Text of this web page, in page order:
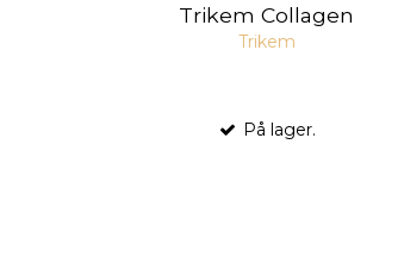
Trikem Collagen
Trikem
På lager.